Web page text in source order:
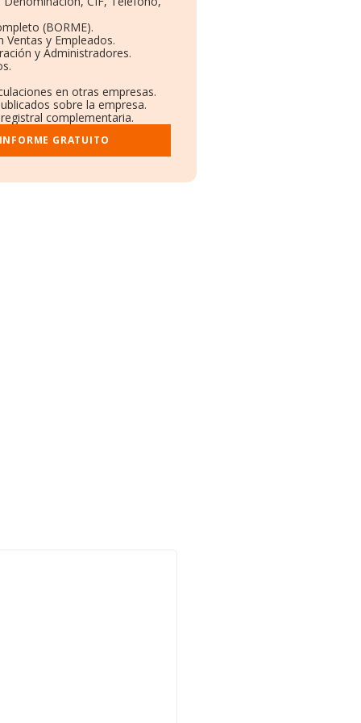
(BORME).
Ventas y Empleados.
y Administradores.
en otras empresas.
sobre la empresa.
complementaria.
GRATUITO